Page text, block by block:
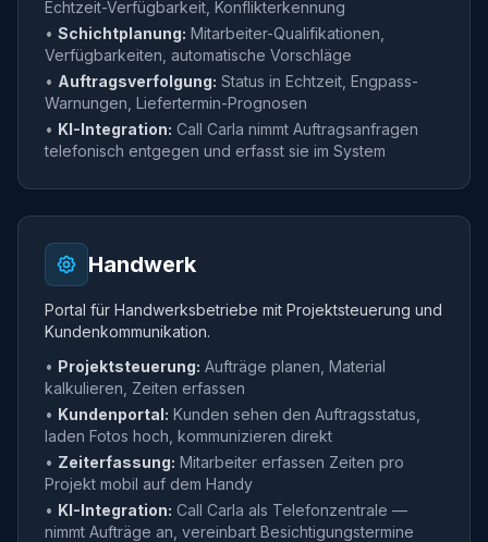
Echtzeit-Verfügbarkeit, Konflikterkennung
• Schichtplanung: Mitarbeiter-Qualifikationen,
Verfügbarkeiten, automatische Vorschläge
• Auftragsverfolgung: Status in Echtzeit, Engpass-
Warnungen, Liefertermin-Prognosen
• KI-Integration: Call Carla nimmt Auftragsanfragen
telefonisch entgegen und erfasst sie im System
Handwerk
Portal für Handwerksbetriebe mit Projektsteuerung und
Kundenkommunikation.
• Projektsteuerung: Aufträge planen, Material
kalkulieren, Zeiten erfassen
• Kundenportal: Kunden sehen den Auftragsstatus,
laden Fotos hoch, kommunizieren direkt
• Zeiterfassung: Mitarbeiter erfassen Zeiten pro
Projekt mobil auf dem Handy
• KI-Integration: Call Carla als Telefonzentrale —
nimmt Aufträge an, vereinbart Besichtigungstermine